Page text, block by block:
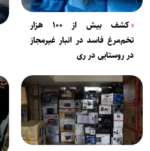
کشف بیش از ۱۰۰ هزار
تخم‌مرغ فاسد در انبار غیرمجاز
در روستایی در ری